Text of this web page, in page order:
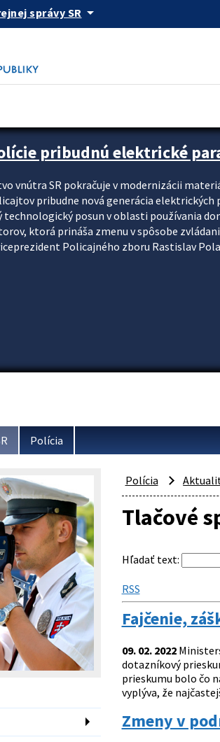
správy SR arrow_drop_down
pribudnú elektrické
vnútra SR pokračuje v modernizácii
pribudne nová generácia elektrických
technologický posun v oblasti používania
ktorá prináša zmenu v spôsobe
Policajného zboru Rastislav
Polícia
Polícia
Tlačové
Hľadať text:
RSS
Fajčenie,
09. 02. 2022
dotazníkový
prieskumu bolo čo
vyplýva, že
Zmeny v